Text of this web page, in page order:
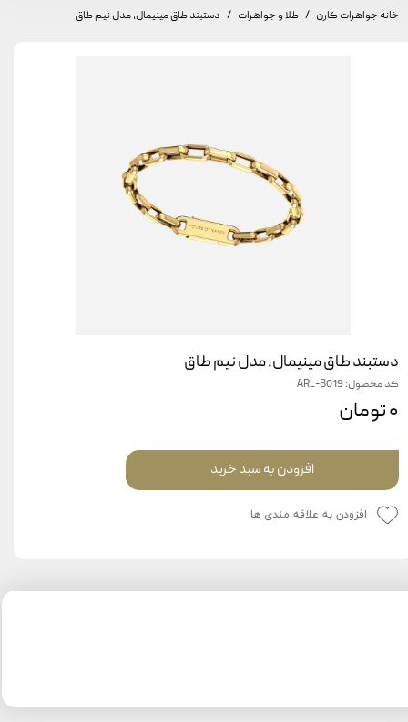
خانه جواهرات کارن طلا و جواهرات دستبند طاق مینیمال، مدل نیم طاق
دستبند طاق مینیمال، مدل نیم طاق
کد محصول: ARL-B019
۰ تومان
افزودن به سبد خرید
افزودن به علاقه مندی ها